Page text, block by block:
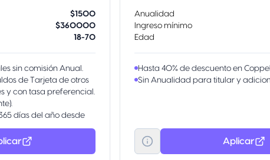
$1500
$360000
18-70
sin comisión Anual.
de Tarjeta de otros
y con tasa preferencial.
días del año desde
telefónica BANJETEL.
Anualidad
Ingreso mínimo
Edad
Hasta 40% de descuento en Coppel
Sin Anualidad para titular y
Aplicar